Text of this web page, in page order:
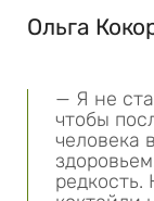
Ольга
— Я не
чтобы
человека